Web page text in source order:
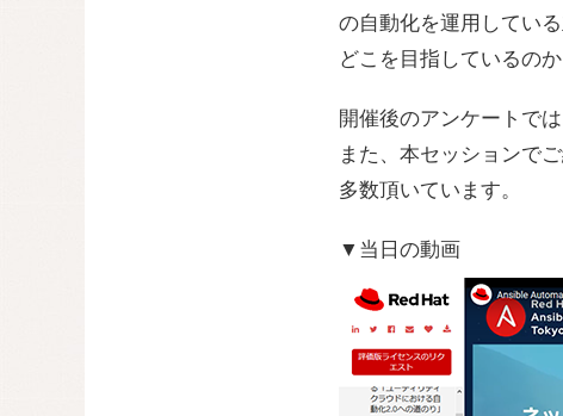
の自動化を運用してい
どこを目指しているの
開催後のアンケートで
また、本セッションで
多数頂いています。
▼当日の動画